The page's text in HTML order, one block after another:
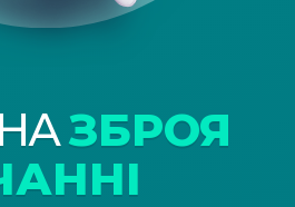
ЗБРОЯ